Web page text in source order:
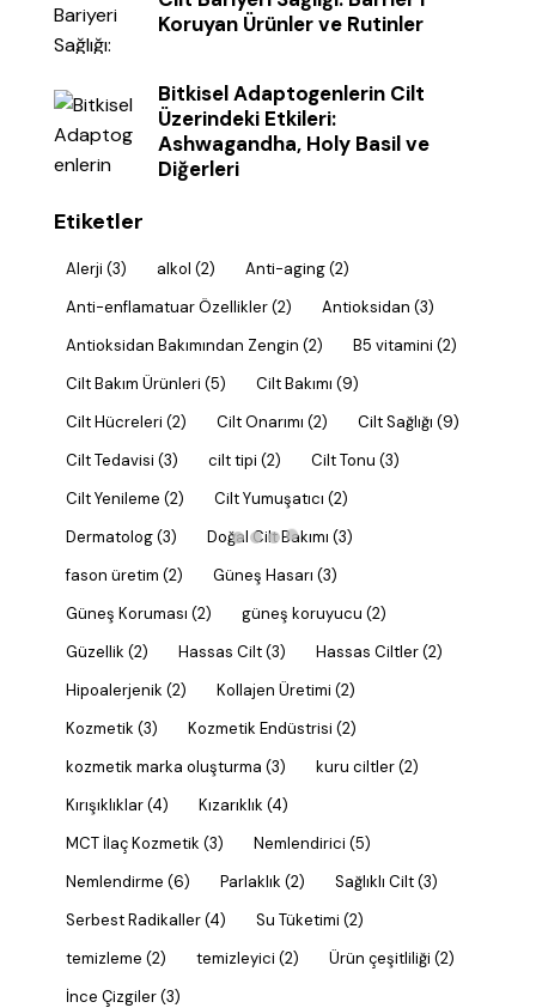
Koruyan Ürünler ve Rutinler
Bitkisel Adaptogenlerin Cilt
Üzerindeki Etkileri:
Ashwagandha, Holy Basil ve
Diğerleri
Etiketler
Alerji (3) alkol (2) Anti-aging(2)
Anti-enflamatuar Özellikler(2) Antioksidan (3)
Antioksidan Bakımından Zengin (2) B5 vitamini (2)
Cilt Bakım Ürünleri (5) Cilt Bakımı (9)
Cilt Hücreleri (2) Cilt Onarımı (2) Cilt Sağlığı (9)
Cilt Tedavisi (3) cilt tipi (2) Cilt Tonu (3)
Cilt Yenileme (2) Cilt Yumuşatıcı (2)
Dermatolog(3) Doğal Cilt Bakımı (3)
fason üretim (2) Güneş Hasarı (3)
Güneş Koruması (2) güneş koruyucu (2)
Güzellik (2) Hassas Cilt(3) Hassas Ciltler(2)
Hipoalerjenik (2) Kollajen Üretimi (2)
Kozmetik (3) Kozmetik Endüstrisi (2)
kozmetik marka oluşturma (3) kuru ciltler(2)
Kırışıklıklar(4) Kızarıklık (4)
MCT İlaç Kozmetik (3) Nemlendirici (5)
Nemlendirme (6) Parlaklık (2) Sağlıklı Cilt(3)
Serbest Radikaller(4) Su Tüketimi (2)
temizleme (2) temizleyici (2) Ürün çeşitliliği (2)
İnce Çizgiler(3)